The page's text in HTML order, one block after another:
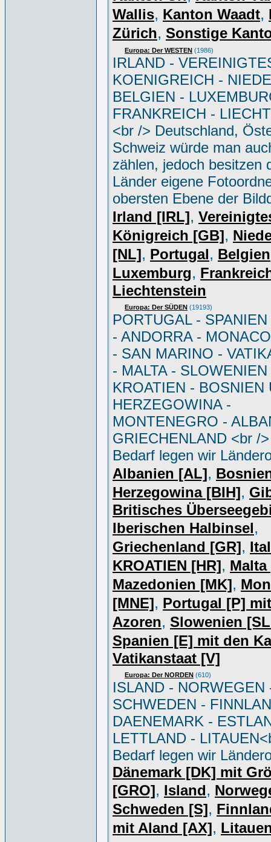
Wallis, Kanton Waadt,
Zürich, Sonstige
Europa: Der WESTEN (1986)
IRLAND -
KOENIGREICH -
BELGIEN -
FRANKREICH -
<br /> Deutschland,
Schweiz würde man
zählen, jedoch besitzen
Länder eigene
obersten Ebene der
Irland [IRL],
Königreich [GB],
[NL], Portugal, Belgien
Luxemburg,
Liechtenstein
Europa: Der SÜDEN (19193)
PORTUGAL -
- ANDORRA -
- SAN MARINO -
- MALTA - SLOWENIEN
KROATIEN - BOSNIEN
HERZEGOWINA -
MONTENEGRO -
GRIECHENLAND <br /
Bedarf legen wir
Albanien [AL],
Herzegowina [BIH],
Britisches
Iberischen Halbinsel,
Griechenland [GR],
KROATIEN [HR], Malta
Mazedonien [MK],
[MNE], Portugal [P]
Azoren, Slowenien
Spanien [E] mit den
Vatikanstaat [V]
Europa: Der NORDEN (610)
ISLAND - NORWEGEN
SCHWEDEN -
DAENEMARK -
LETTLAND -
Bedarf legen wir
Dänemark [DK] mit
[GRO], Island,
Schweden [S],
mit Aland [AX],